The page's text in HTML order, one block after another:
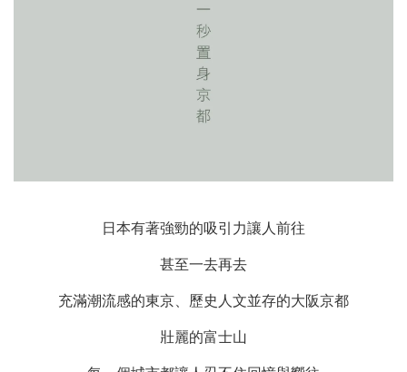
日本有著強勁的吸引力讓人前往
甚至一去再去
充滿潮流感的東京、歷史人文並存的大阪京都
壯麗的富士山